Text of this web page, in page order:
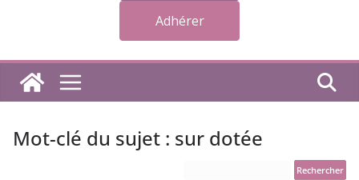
Adhérer
Mot-clé du sujet : sur dotée